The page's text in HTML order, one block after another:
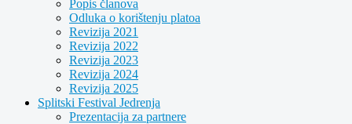
Popis članova
Odluka o korištenju platoa
Revizija 2021
Revizija 2022
Revizija 2023
Revizija 2024
Revizija 2025
Splitski Festival Jedrenja
Prezentacija za partnere